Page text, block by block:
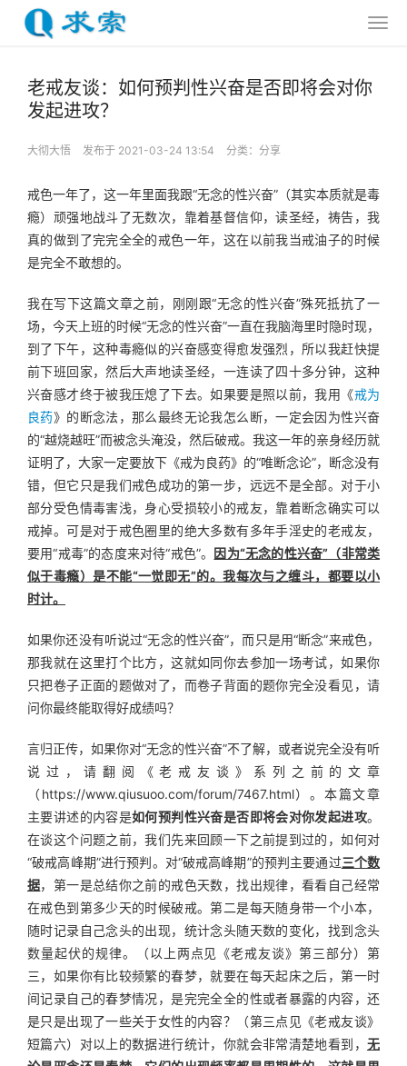
老戒友谈：如何预判性兴奋是否即将会对你
发起进攻？
大彻大悟 发布于 2021-03-24 13:54 分类： 分享
戒色一年了，这一年里面我跟“无念的性兴奋”（其实本质就是毒
瘾）顽强地战斗了无数次，靠着基督信仰，读圣经，祷告，我
真的做到了完完全全的戒色一年，这在以前我当戒油子的时候
是完全不敢想的。
我在写下这篇文章之前，刚刚跟“无念的性兴奋”殊死抵抗了一
场，今天上班的时候“无念的性兴奋”一直在我脑海里时隐时现，
到了下午，这种毒瘾似的兴奋感变得愈发强烈，所以我赶快提
前下班回家，然后大声地读圣经，一连读了四十多分钟，这种
兴奋感才终于被我压熄了下去。如果要是照以前，我用《戒为
良药》的断念法，那么最终无论我怎么断，一定会因为性兴奋
的“越烧越旺”而被念头淹没，然后破戒。我这一年的亲身经历就
证明了，大家一定要放下《戒为良药》的“唯断念论”，断念没有
错，但它只是我们戒色成功的第一步，远远不是全部。对于小
部分受色情毒害浅，身心受损较小的戒友，靠着断念确实可以
戒掉。可是对于戒色圈里的绝大多数有多年手淫史的老戒友，
要用“戒毒”的态度来对待“戒色”。 因为“无念的性兴奋”（非常类
似于毒瘾）是不能“一觉即无”的。我每次与之缠斗，都要以小
时计。
如果你还没有听说过“无念的性兴奋”，而只是用“断念”来戒色，
那我就在这里打个比方，这就如同你去参加一场考试，如果你
只把卷子正面的题做对了，而卷子背面的题你完全没看见，请
问你最终能取得好成绩吗？
言归正传，如果你对“无念的性兴奋”不了解，或者说完全没有听
说过，请翻阅《老戒友谈》系列之前的文章
（https://www.qiusuoo.com/forum/7467.html）。本篇文章
主要讲述的内容是如何预判性兴奋是否即将会对你发起进攻。
在谈这个问题之前，我们先来回顾一下之前提到过的，如何对
“破戒高峰期”进行预判。对“破戒高峰期”的预判主要通过三个数
据，第一是总结你之前的戒色天数，找出规律，看看自己经常
在戒色到第多少天的时候破戒。第二是每天随身带一个小本，
随时记录自己念头的出现，统计念头随天数的变化，找到念头
数量起伏的规律。（以上两点见《老戒友谈》第三部分）第
三，如果你有比较频繁的春梦，就要在每天起床之后，第一时
间记录自己的春梦情况，是完完全全的性或者暴露的内容，还
是只是出现了一些关于女性的内容？（第三点见《老戒友谈》
短篇六）对以上的数据进行统计，你就会非常清楚地看到， 无